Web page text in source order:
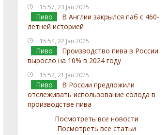
15:57, 23 Jan 2025
Пиво
В Англии закрылся паб с 460-
летней историей
15:54, 22 Jan 2025
Пиво
Производство пива в России
выросло на 10% в 2024 году
15:52, 21 Jan 2025
Пиво
В России предложили
отслеживать использование солода в
производстве пива
Посмотреть все новости
Посмотреть все статьи